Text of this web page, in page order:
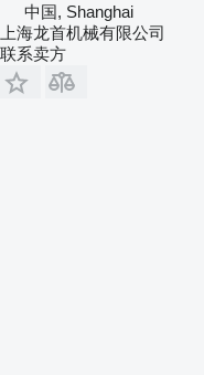
中国, Shanghai
上海龙首机械有限公司
联系卖方